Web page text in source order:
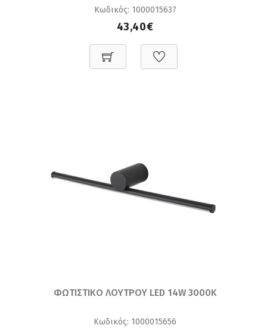
Κωδικός: 1000015637
43,40€
ΦΩΤΙΣΤΙΚΟ ΛΟΥΤΡΟΥ LED 14W 3000K
Κωδικός: 1000015656